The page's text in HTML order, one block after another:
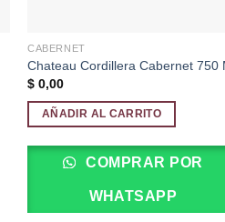
CABERNET
Chateau Cordillera Cabernet 750
$ 0,00
AÑADIR AL CARRITO
COMPRAR POR
WHATSAPP